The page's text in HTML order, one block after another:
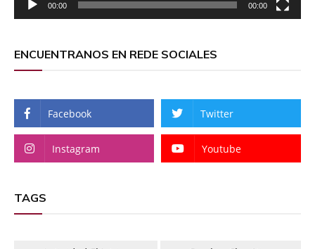
00:00 00:00
ENCUENTRANOS EN REDE SOCIALES
Facebook Twitter
Instagram Youtube
TAGS